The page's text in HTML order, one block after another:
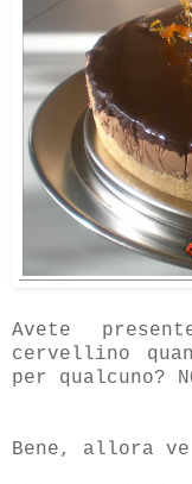
Avete
cervellino
per qualcuno?
Bene, allora